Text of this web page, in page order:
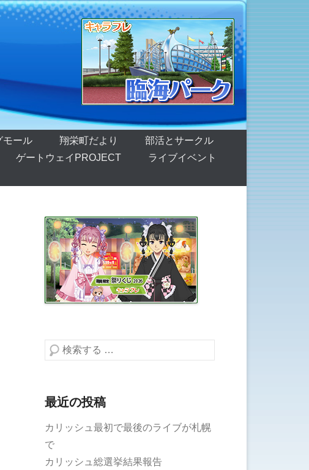
モール 翔栄町だより
部活とサークル
ゲートウェイPROJECT
ライブイベント
検索する
最近の投稿
カリッシュ最初で最後のライブが札幌
で
カリッシュ総選挙結果報告